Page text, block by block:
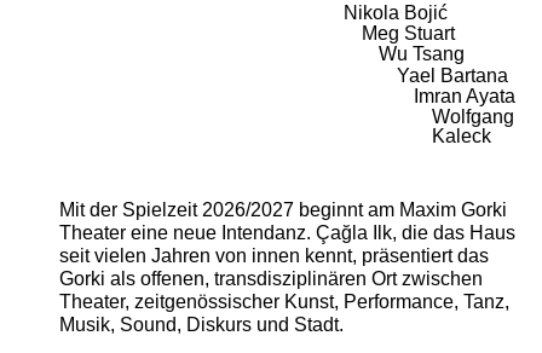
Nikola Bojić
Meg Stuart
Wu Tsang
Yael Bartana
Imran Ayata
Wolfgang
Kaleck
Mit der Spielzeit 2026/2027 beginnt am Maxim Gorki
Theater eine neue Intendanz. Çağla Ilk, die das Haus
seit vielen Jahren von innen kennt, präsentiert das
Gorki als offenen, transdisziplinären Ort zwischen
Theater, zeitgenössischer Kunst, Performance, Tanz,
Musik, Sound, Diskurs und Stadt.